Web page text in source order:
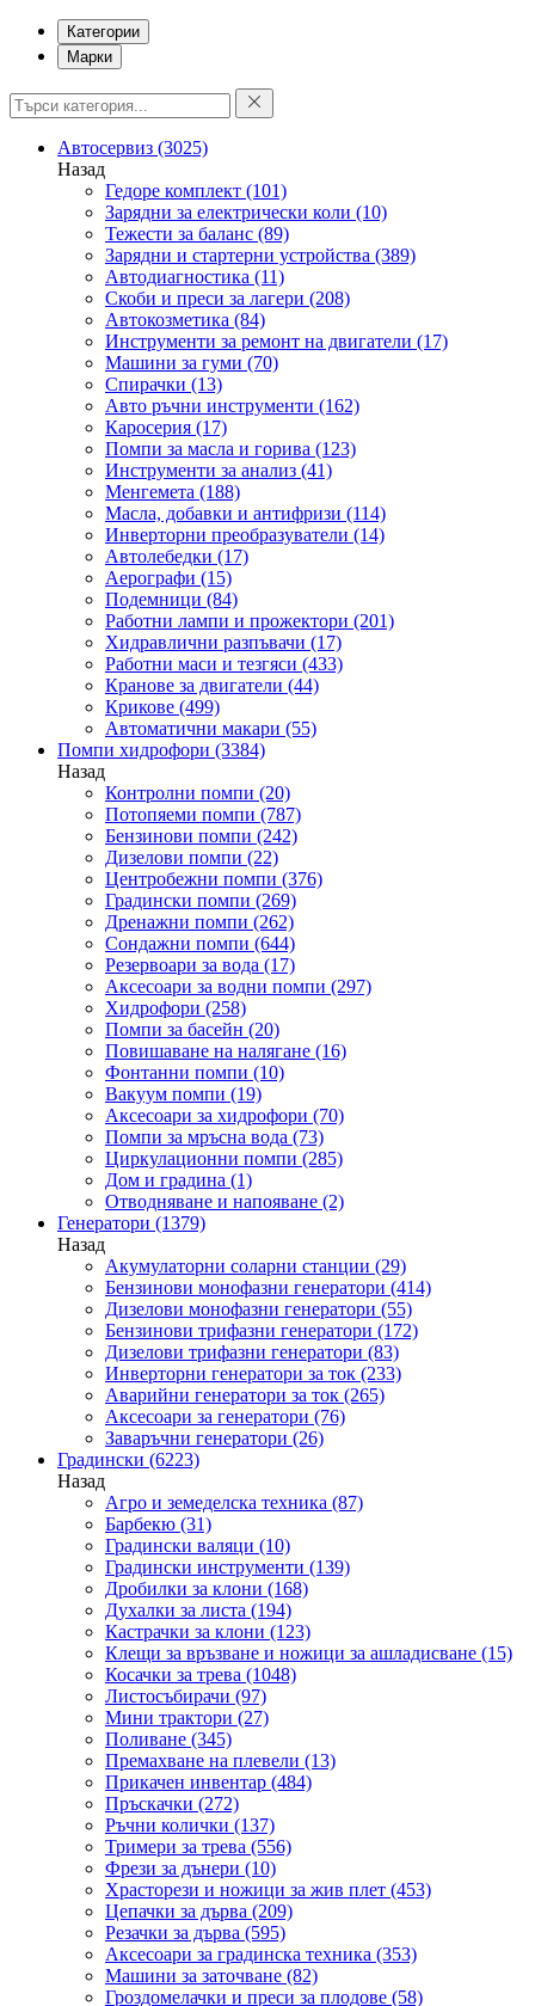
Категории
Марки
Автосервиз (3025)
Назад
Гедоре комплект (101)
Зарядни за електрически коли (10)
Тежести за баланс (89)
Зарядни и стартерни устройства (389)
Автодиагностика (11)
Скоби и преси за лагери (208)
Автокозметика (84)
Инструменти за ремонт на двигатели (17)
Машини за гуми (70)
Спирачки (13)
Авто ръчни инструменти (162)
Каросерия (17)
Помпи за масла и горива (123)
Инструменти за анализ (41)
Менгемета (188)
Масла, добавки и антифризи (114)
Инверторни преобразуватели (14)
Автолебедки (17)
Аерографи (15)
Подемници (84)
Работни лампи и прожектори (201)
Хидравлични разпъвачи (17)
Работни маси и тезгяси (433)
Кранове за двигатели (44)
Крикове (499)
Автоматични макари (55)
Помпи хидрофори (3384)
Назад
Контролни помпи (20)
Потопяеми помпи (787)
Бензинови помпи (242)
Дизелови помпи (22)
Центробежни помпи (376)
Градински помпи (269)
Дренажни помпи (262)
Сондажни помпи (644)
Резервоари за вода (17)
Аксесоари за водни помпи (297)
Хидрофори (258)
Помпи за басейн (20)
Повишаване на налягане (16)
Фонтанни помпи (10)
Вакуум помпи (19)
Аксесоари за хидрофори (70)
Помпи за мръсна вода (73)
Циркулационни помпи (285)
Дом и градина (1)
Отводняване и напояване (2)
Генератори (1379)
Назад
Акумулаторни соларни станции (29)
Бензинови монофазни генератори (414)
Дизелови монофазни генератори (55)
Бензинови трифазни генератори (172)
Дизелови трифазни генератори (83)
Инверторни генератори за ток (233)
Аварийни генератори за ток (265)
Аксесоари за генератори (76)
Заваръчни генератори (26)
Градински (6223)
Назад
Агро и земеделска техника (87)
Барбекю (31)
Градински валяци (10)
Градински инструменти (139)
Дробилки за клони (168)
Духалки за листа (194)
Кастрачки за клони (123)
Клещи за връзване и ножици за ашладисване (15)
Косачки за трева (1048)
Листосъбирачи (97)
Мини трактори (27)
Поливане (345)
Премахване на плевели (13)
Прикачен инвентар (484)
Пръскачки (272)
Ръчни колички (137)
Тримери за трева (556)
Фрези за дънери (10)
Храсторези и ножици за жив плет (453)
Цепачки за дърва (209)
Резачки за дърва (595)
Аксесоари за градинска техника (353)
Машини за заточване (82)
Гроздомелачки и преси за плодове (58)